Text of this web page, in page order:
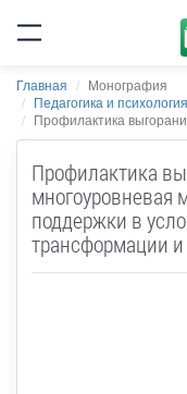
Главная
Монография
Педагогика и
Профилактика
Профилактика
многоуровневая
поддержки в
трансформации